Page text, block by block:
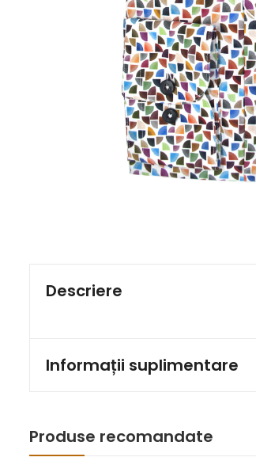
Descriere
Informații suplimentare
Produse recomandate